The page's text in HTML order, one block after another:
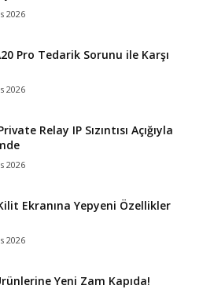
2026
Pro Tedarik Sorunu ile Karşı
2026
Relay IP Sızıntısı Açığıyla
2026
Ekranına Yepyeni Özellikler
2026
Yeni Zam Kapıda!